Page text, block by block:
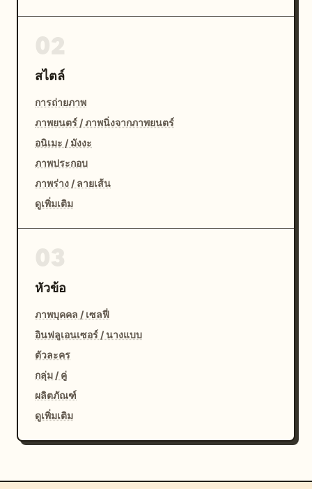
สไตล์
การถ่ายภาพ
ภาพยนตร์ / ภาพนิ่งจากภาพยนตร์
อนิเมะ / มังงะ
ภาพประกอบ
ภาพร่าง / ลายเส้น
ดูเพิ่มเติม
หัวข้อ
ภาพบุคคล / เซลฟี่
อินฟลูเอนเซอร์ / นางแบบ
ตัวละคร
กลุ่ม / คู่
ผลิตภัณฑ์
ดูเพิ่มเติม